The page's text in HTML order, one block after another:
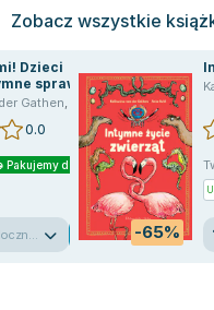
Zobacz wszystkie
Dzieci
sprawy
Gathen,
0.0
Pakujemy dzisiaj
-65%